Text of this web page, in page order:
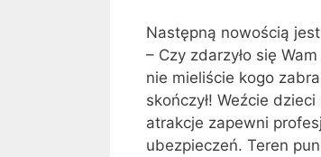
Następną nowością jest
– Czy zdarzyło się
nie mieliście kogo
skończył! Weźcie
atrakcje zapewni
ubezpieczeń. Teren